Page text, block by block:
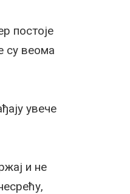
постоје
су веома
увече
и не